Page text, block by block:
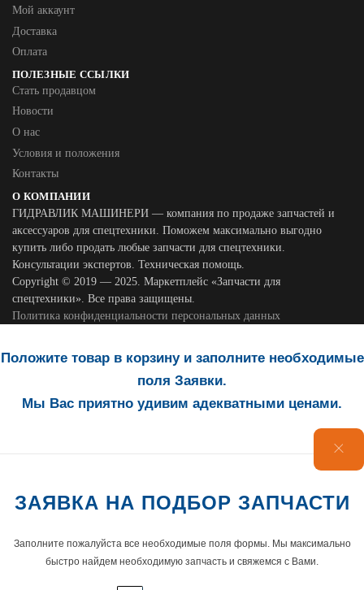
Мой аккаунт
Доставка
Оплата
ПОЛЕЗНЫЕ ССЫЛКИ
Стать продавцом
Новости
О нас
Условия и положения
Контакты
О КОМПАНИИ
ГИДРАВЛИК МАШИНЕРИ — компания по продаже запчастей и
аксессуаров для спецтехники. Поможем максимально выгодно
купить либо продать любые запчасти для спецтехники.
Консультации экспертов. Техническая помощь.
Copyright © 2019 — 2025. Маркетплейс «Запчасти для
спецтехники». Все права защищены.
Политика конфиденциальности персональных данных
Положите товар в корзину и заполните необходимые
поля Заявки.
Мы Вас приятно удивим адекватными ценами.
ЗАЯВКА НА ПОДБОР ЗАПЧАСТИ
Заполните пожалуйста все необходимые поля формы. Мы максимально
быстро найдем необходимую запчасть и свяжемся с Вами.